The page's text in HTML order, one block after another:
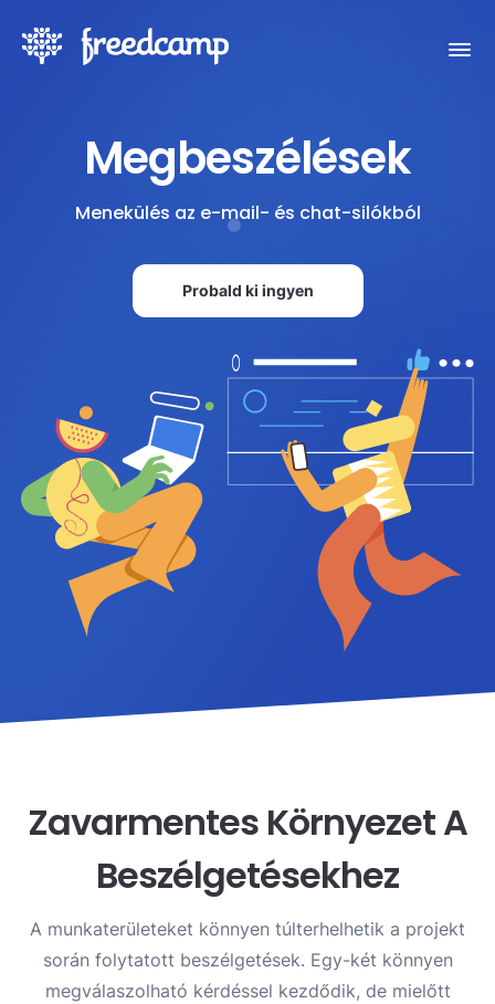
Megbeszélések
Menekülés az e-mail- és chat-silókból
Probald ki ingyen
Zavarmentes Környezet A
Beszélgetésekhez
A munkaterületeket könnyen túlterhelhetik a projekt
során folytatott beszélgetések. Egy-két könnyen
megválaszolható kérdéssel kezdődik, de mielőtt